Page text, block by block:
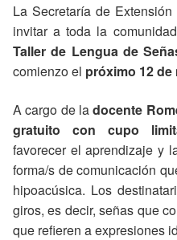
La Secretaría de
invitar a toda la
Taller de Lengua de
comienzo el próximo 12 de
A cargo de ladocente
gratuito con cupo
favorecer el aprendizaje y
forma/s de comunicación
hipoacúsica. Los
giros, es decir, señas que
que refieren a expresiones